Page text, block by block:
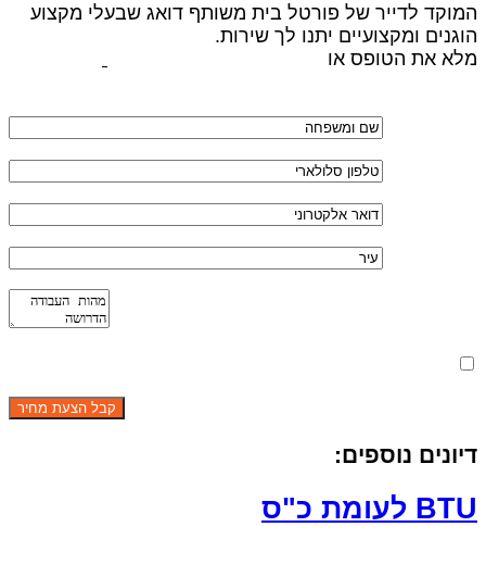
המוקד לדייר של פורטל בית משותף דואג שבעלי מקצוע
הוגנים ומקצועיים יתנו לך שירות.
מלא את הטופס או
דיונים נוספים:
BTU לעומת כ"ס